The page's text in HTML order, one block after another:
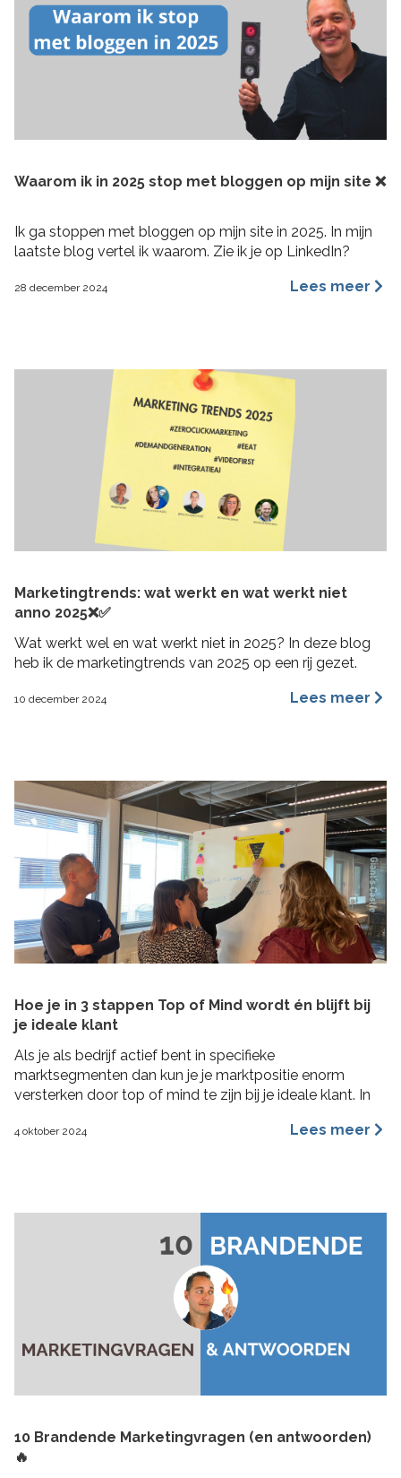
Waarom ik in 2025 stop met bloggen op mijn site ❌
Ik ga stoppen met bloggen op mijn site in 2025. In mijn
laatste blog vertel ik waarom. Zie ik je op LinkedIn?
28 december 2024 Lees meer
Marketingtrends: wat werkt en wat werkt niet
anno 2025❌✅
Wat werkt wel en wat werkt niet in 2025? In deze blog
heb ik de marketingtrends van 2025 op een rij gezet.
10 december 2024 Lees meer
Hoe je in 3 stappen Top of Mind wordt én blijft bij
je ideale klant
Als je als bedrijf actief bent in specifieke
marktsegmenten dan kun je je marktpositie enorm
versterken door top of mind te zijn bij je ideale klant. In
of Mind positie kunt veroveren bij je ideale klant met de
4 oktober 2024 Lees meer
10 Brandende Marketingvragen (en antwoorden)
🔥